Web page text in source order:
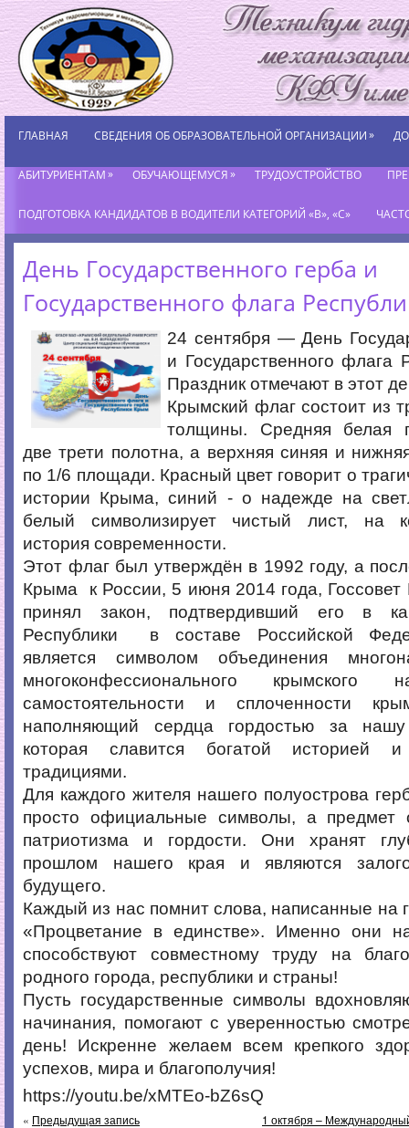
ГЛАВНАЯ СВЕДЕНИЯ ОБ ОБРАЗОВАТЕЛЬНОЙ ОРГАНИЗАЦИИ»
АБИТУРИЕНТАМ» ОБУЧАЮЩЕМУСЯ» ТРУДОУСТРОЙСТВО
ПОДГОТОВКА КАНДИДАТОВ В ВОДИТЕЛИ КАТЕГОРИЙ «В», «С»
День Государственного герба и
Государственного флага
24 сентября​ — День
и Государственного флага
Праздник отмечают в этот
Крымский флаг состоит из
толщины. Средняя белая
две трети полотна,​ а верхняя синяя и
по 1/6 площади. Красный цвет говорит о
истории Крыма, синий -​ о надежде на
белый​ символизирует чистый лист, на
история современности.
Этот флаг был утверждён в 1992 году, а
Крыма​ ​ к России,​ 5 июня 2014 года,​
принял закон, подтвердивший его в
Республики​ ​ в составе Российской
является символом объединения
многоконфессионального крымского
самостоятельности и сплоченности
наполняющий сердца гордостью за
которая славится богатой историей и
традициями.
Для каждого жителя нашего полуострова
просто официальные символы, а предмет
патриотизма и гордости. Они хранят
прошлом нашего края и являются
будущего.
Каждый из нас помнит слова, написанные на
«Процветание в единстве». Именно они
способствуют совместному труду на
родного города, республики и страны!
Пусть государственные символы
начинания, помогают с уверенностью
день! Искренне желаем всем крепкого
успехов, мира и благополучия!
https://youtu.be/xMTEo-bZ6sQ
« Предыдущая запись 1 октября –